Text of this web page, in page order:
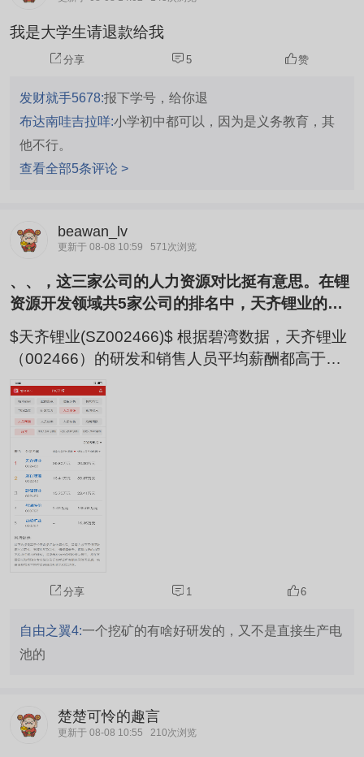
我是大学生请退款给我
分享 5 赞
发财就手5678:报下学号，给你退
布达南哇吉拉咩:小学初中都可以，因为是义务教育，其
他不行。
查看全部5条评论 >
beawan_lv
更新于 08-08 10:59 571次浏览
、、，这三家公司的人力资源对比挺有意思。在锂
资源开发领域共5家公司的排名中，天齐锂业的薪
酬水平明显更突出。
$天齐锂业(SZ002466)$ 根据碧湾数据，天齐锂业
（002466）的研发和销售人员平均薪酬都高于盛
新锂能（002240）。 其余公司如盐湖股份（0007
92）、西藏矿业（000762）薪酬排名相对靠后。
薪酬水平只反映人力投入强度，并不代表公司基本
面或投资价值，你怎么看？ #天齐锂业Q1净利暴增
超15倍，如何解读？#
分享 1 6
自由之翼4:一个挖矿的有啥好研发的，又不是直接生产电
池的
楚楚可怜的趣言
更新于 08-08 10:55 210次浏览